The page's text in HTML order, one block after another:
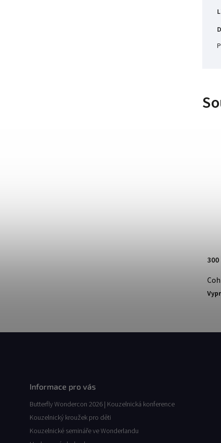
300
Informace pro vás
Butterfly Wondercon 2026 | Kouzelnická konference
Kouzelnický kroužek pro děti
Kouzelnické semináře ve Wonderlandu